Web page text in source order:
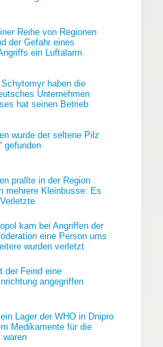
Reihe von Regionen
der Gefahr eines
ein Luftalarm
haben die
Unternehmen
hat seinen Betrieb
wurde der seltene Pilz
gefunden
prallte in der Region
mehrere Kleinbusse: Es
kam bei Angriffen der
eine Person ums
wurden verletzt
der Feind eine
angegriffen
Lager der WHO in Dnipro
Medikamente für die
waren